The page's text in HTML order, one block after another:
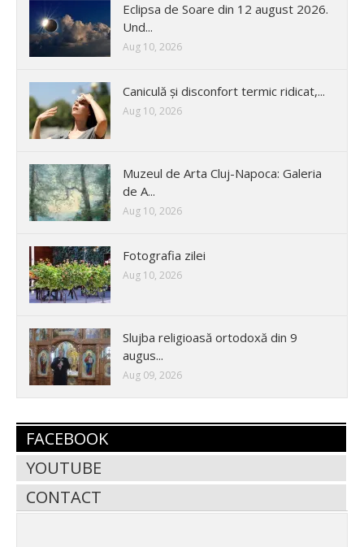
Eclipsa de Soare din 12 august 2026.
Und...
Aug 10, 2026
Caniculă și disconfort termic ridicat,...
Aug 10, 2026
Muzeul de Arta Cluj-Napoca: Galeria
de A...
Aug 10, 2026
Fotografia zilei
Aug 10, 2026
Slujba religioasă ortodoxă din 9
augus...
Aug 09, 2026
FACEBOOK
YOUTUBE
CONTACT